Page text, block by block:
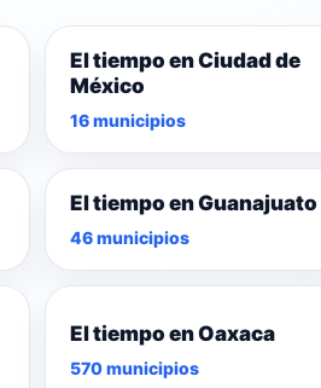
El tiempo en Ciudad de
México
16 municipios
El tiempo en Guanajuato
46 municipios
El tiempo en Oaxaca
570 municipios